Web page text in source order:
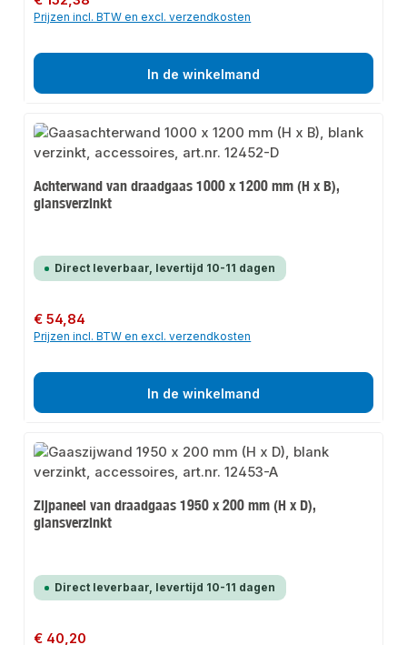
Prijzen incl. BTW en excl. verzendkosten
In de winkelmand
Achterwand van draadgaas 1000 x 1200 mm (H x B),
glansverzinkt
Direct leverbaar, levertijd 10-11 dagen
Normale prijs:
€ 54,84
Prijzen incl. BTW en excl. verzendkosten
In de winkelmand
Zijpaneel van draadgaas 1950 x 200 mm (H x D),
glansverzinkt
Direct leverbaar, levertijd 10-11 dagen
Normale prijs:
€ 40,20